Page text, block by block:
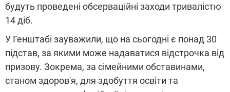
будуть проведені обсерваційні заходи тривалістю
14 діб.
У Генштабі зауважили, що на сьогодні є понад 30
підстав, за якими може надаватися відстрочка від
призову. Зокрема, за сімейними обставинами,
станом здоров'я, для здобуття освіти та